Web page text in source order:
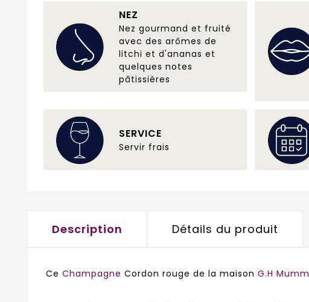
NEZ
Nez gourmand et fruité
avec des arômes de
litchi et d'ananas et
quelques notes
pâtissières
SERVICE
Servir frais
Description Détails du produit
Ce Champagne Cordon rouge de la maison G.H Mumm